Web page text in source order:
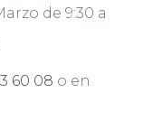
de 9:30 a
60 08 o en